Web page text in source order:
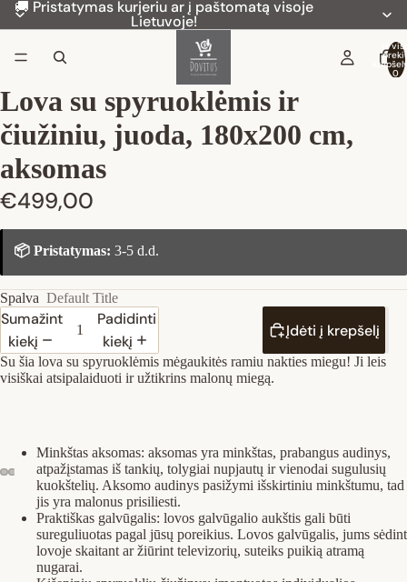
🚚 Pristatymas kurjeriu ar į paštomatą visoje
Lietuvoje!
Iš
0
Lova su spyruoklėmis ir
čiužiniu, juoda, 180x200 cm,
aksomas
€499,00
📦 Pristatymas: 3-5 d.d.
Spalva Default Title
Sumažinti
kiekį
Padidinti
kiekį
Įdėti į krepšelį
Su šia lova su spyruoklėmis mėgaukitės ramiu nakties miegu! Ji leis
visiškai atsipalaiduoti ir užtikrins malonų miegą.
Minkštas aksomas: aksomas yra minkštas, prabangus audinys,
atpažįstamas iš tankių, tolygiai nupjautų ir vienodai sugulusių
kuokštelių. Aksomo audinys pasižymi išskirtiniu minkštumu, tad
jis yra malonus prisiliesti.
Praktiškas galvūgalis: lovos galvūgalio aukštis gali būti
sureguliuotas pagal jūsų poreikius. Lovos galvūgalis, jums sėdint
lovoje skaitant ar žiūrint televizorių, suteiks puikią atramą
nugarai.